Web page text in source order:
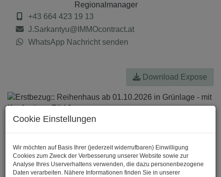
Regionalmanager
+43 664 423 19 13
J.Sarkantyu@IMMOcontract.at
WhatsApp Nachricht senden
Download Expose
Cookie Einstellungen
Wir möchten auf Basis Ihrer (jederzeit widerrufbaren) Einwilligung
Cookies zum Zweck der Verbesserung unserer Website sowie zur
Analyse Ihres Userverhaltens verwenden, die dazu personenbezogene
Daten verarbeiten. Nähere Informationen finden Sie in unserer